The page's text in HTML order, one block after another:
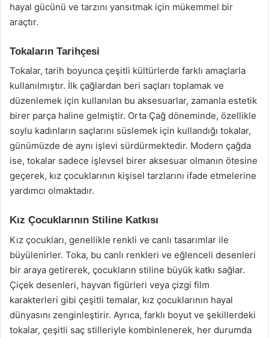
hayal gücünü ve tarzını yansıtmak için mükemmel bir
araçtır.
Tokaların Tarihçesi
Tokalar, tarih boyunca çeşitli kültürlerde farklı amaçlarla
kullanılmıştır. İlk çağlardan beri saçları toplamak ve
düzenlemek için kullanılan bu aksesuarlar, zamanla estetik
birer parça haline gelmiştir. Orta Çağ döneminde, özellikle
soylu kadınların saçlarını süslemek için kullandığı tokalar,
günümüzde de aynı işlevi sürdürmektedir. Modern çağda
ise, tokalar sadece işlevsel birer aksesuar olmanın ötesine
geçerek, kız çocuklarının kişisel tarzlarını ifade etmelerine
yardımcı olmaktadır.
Kız Çocuklarının Stiline Katkısı
Kız çocukları, genellikle renkli ve canlı tasarımlar ile
büyülenirler. Toka, bu canlı renkleri ve eğlenceli desenleri
bir araya getirerek, çocukların stiline büyük katkı sağlar.
Çiçek desenleri, hayvan figürleri veya çizgi film
karakterleri gibi çeşitli temalar, kız çocuklarının hayal
dünyasını zenginleştirir. Ayrıca, farklı boyut ve şekillerdeki
tokalar, çeşitli saç stilleriyle kombinlenerek, her durumda